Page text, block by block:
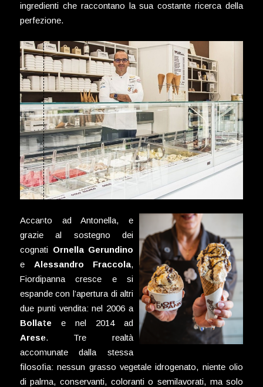
ingredienti che raccontano la sua costante ricerca della
perfezione.
Accanto ad Antonella, e
grazie al sostegno dei
cognati Ornella Gerundino
e Alessandro Fraccola,
Fiordipanna cresce e si
espande con l’apertura di altri
due punti vendita: nel 2006 a
Bollate e nel 2014 ad
Arese. Tre realtà
accomunate dalla stessa
filosofia: nessun grasso vegetale idrogenato, niente olio
di palma, conservanti, coloranti o semilavorati, ma solo